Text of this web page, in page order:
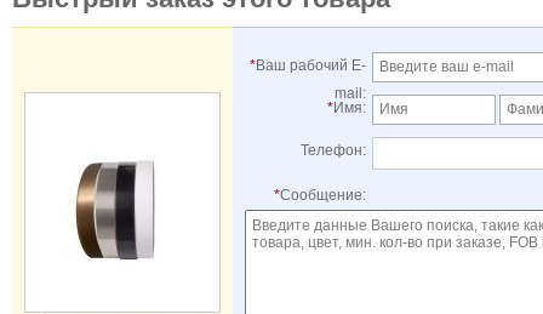
*Ваш рабочий E-
mail:
*Имя:
Телефон:
*Сообщение: